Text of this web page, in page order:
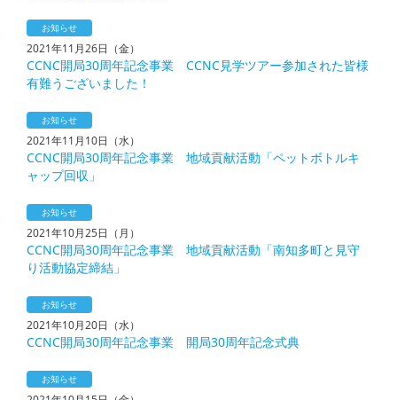
お知らせ
2021年11月26日（金）
CCNC開局30周年記念事業 CCNC見学ツアー参加された皆様
有難うございました！
お知らせ
2021年11月10日（水）
CCNC開局30周年記念事業 地域貢献活動「ペットボトルキ
ャップ回収」
お知らせ
2021年10月25日（月）
CCNC開局30周年記念事業 地域貢献活動「南知多町と見守
り活動協定締結」
お知らせ
2021年10月20日（水）
CCNC開局30周年記念事業 開局30周年記念式典
お知らせ